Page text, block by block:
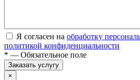
Я согласен на обработку
политикой конфиденциальности
* — Обязательное поле
Заказать услугу
×